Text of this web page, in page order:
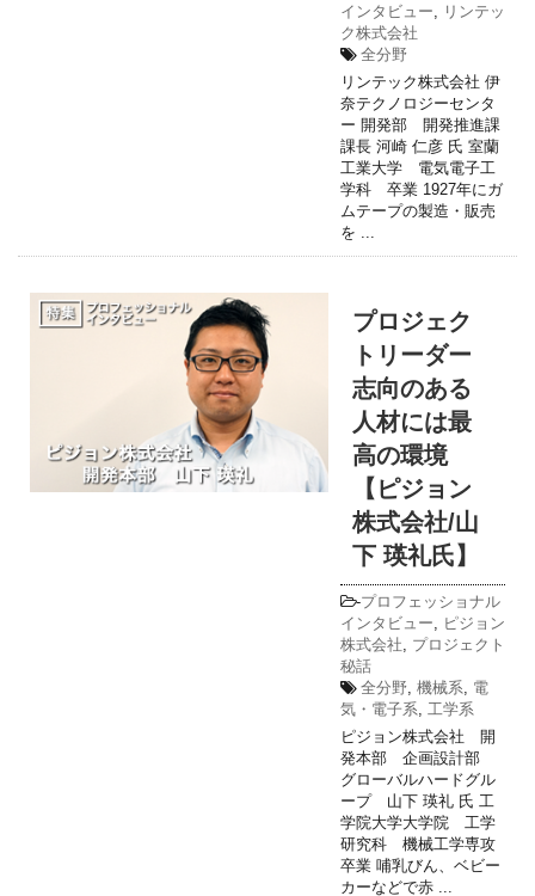
インタビュー, リンテッ
ク株式会社
全分野
リンテック株式会社 伊
奈テクノロジーセンタ
ー 開発部 開発推進課
課長 河崎 仁彦 氏 室蘭
工業大学 電気電子工
学科 卒業 1927年にガ
ムテープの製造・販売
を ...
プロジェク
トリーダー
志向のある
人材には最
高の環境
【ピジョン
株式会社/山
下 瑛礼氏】
-プロフェッショナル
インタビュー, ピジョン
株式会社, プロジェクト
秘話
全分野, 機械系, 電
気・電子系, 工学系
ピジョン株式会社 開
発本部 企画設計部
グローバルハードグル
ープ 山下 瑛礼 氏 工
学院大学大学院 工学
研究科 機械工学専攻
卒業 哺乳びん、ベビー
カーなどで赤 ...